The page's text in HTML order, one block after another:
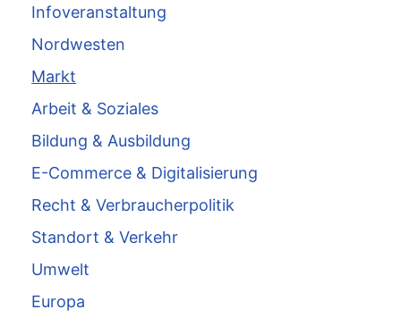
Infoveranstaltung
Nordwesten
Markt
Arbeit & Soziales
Bildung & Ausbildung
E-Commerce & Digitalisierung
Recht & Verbraucherpolitik
Standort & Verkehr
Umwelt
Europa